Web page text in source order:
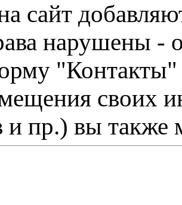
сайт
нарушены -
"Контакты"
своих
и пр.) вы также